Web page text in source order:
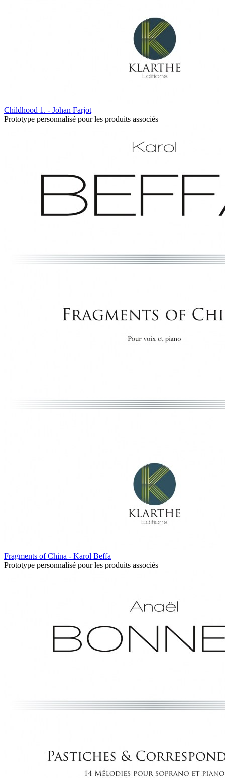
Childhood 1. - Johan Farjot
Prototype personnalisé pour les produits associés
Fragments of China - Karol Beffa
Prototype personnalisé pour les produits associés